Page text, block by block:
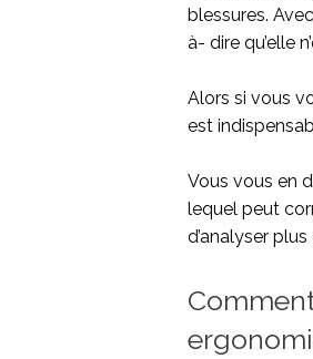
blessures.
à- dire qu’elle
Alors si vous
est
Vous vous en
lequel peut
d’analyser